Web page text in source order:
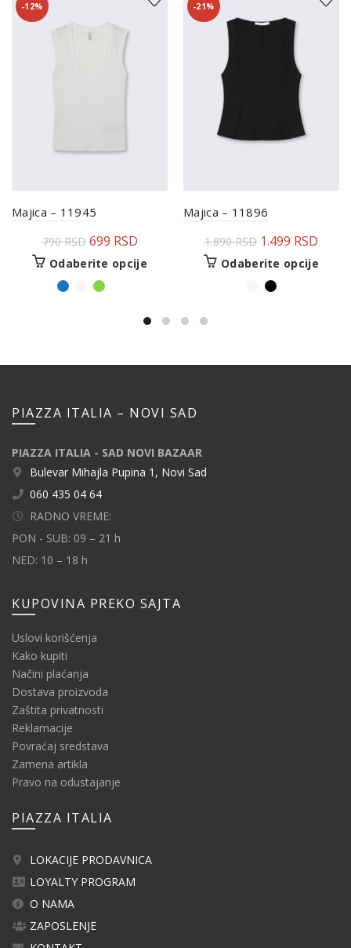
-12%
Majica – 11945
790RSD 699 RSD
Odaberite opcije
-21%
Majica – 11896
1.890RSD 1.499 RSD
Odaberite opcije
PIAZZA ITALIA – NOVI SAD
PIAZZA ITALIA - SAD NOVI BAZAAR
Bulevar Mihajla Pupina 1, Novi Sad
060 435 04 64
RADNO VREME:
PON - SUB: 09 – 21 h
NED: 10 – 18 h
KUPOVINA PREKO SAJTA
Uslovi korišćenja
Kako kupiti
Načini plaćanja
Dostava proizvoda
Zaštita privatnosti
Reklamacije
Povraćaj sredstava
Zamena artikla
Pravo na odustajanje
PIAZZA ITALIA
LOKACIJE PRODAVNICA
LOYALTY PROGRAM
O NAMA
ZAPOSLENJE